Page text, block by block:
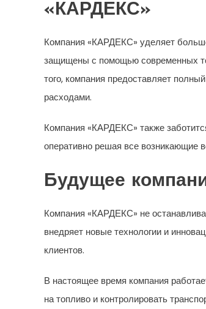
«КАРДЕКС»
Компания «КАРДЕКС» уделяет
защищены с помощью современных
того, компания предоставляет
расходами.
Компания «КАРДЕКС» также
оперативно решая все возникающие
Будущее
Компания «КАРДЕКС» не
внедряет новые технологии и
клиентов.
В настоящее время компания
на топливо и контролировать